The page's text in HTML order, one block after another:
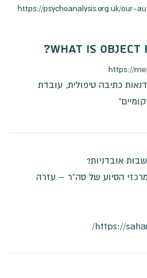
https://psychoanalysis.org.uk/our-
What is Object
https://
כתיבה טיפולית, עובדת
"
אובדניות?
מרכזי הסיוע של סה"ר – עזרה
https://